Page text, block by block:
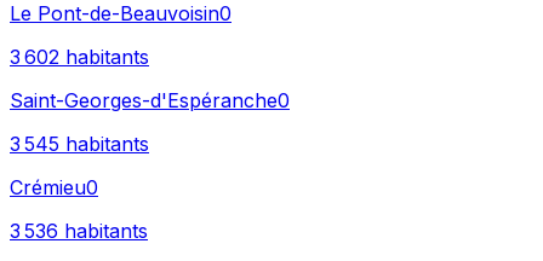
Le Pont-de-Beauvoisin0
3 602 habitants
Saint-Georges-d'Espéranche0
3 545 habitants
Crémieu0
3 536 habitants